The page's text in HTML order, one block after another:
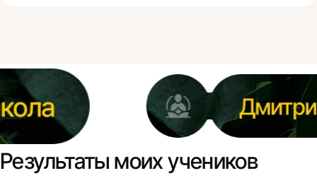
Результаты моих учеников